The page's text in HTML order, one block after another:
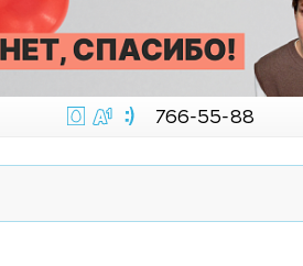
766-55-88